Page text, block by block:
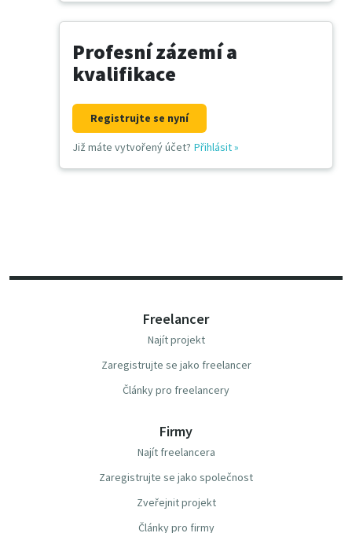
Profesní zázemí a
kvalifikace
Registrujte se nyní
Již máte vytvořený účet? Přihlásit»
Freelancer
Najít projekt
Zaregistrujte se jako freelancer
Články pro freelancery
Firmy
Najít freelancera
Zaregistrujte se jako společnost
Zveřejnit projekt
Články pro firmy